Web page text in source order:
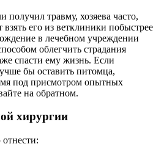
получил травму, хозяева часто,
взять его из ветклиники побыстрее
в лечебном учреждении
облегчить страдания
спасти ему жизнь. Если
бы оставить питомца,
под присмотром опытных
на обратном.
хирургии